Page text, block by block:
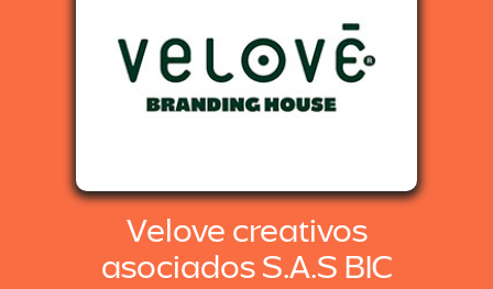
Velove creativos
asociados S.A.S BIC